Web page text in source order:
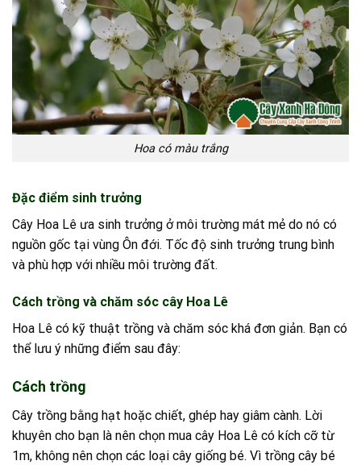
Hoa có màu trắng
Đặc điểm sinh trưởng
Cây Hoa Lê ưa sinh trưởng ở môi trường mát mẻ do nó có
nguồn gốc tại vùng Ôn đới. Tốc độ sinh trưởng trung bình
và phù hợp với nhiều môi trường đất.
Cách trồng và chăm sóc cây Hoa Lê
Hoa Lê có kỹ thuật trồng và chăm sóc khá đơn giản. Bạn có
thể lưu ý những điểm sau đây:
Cách trồng
Cây trồng bằng hạt hoặc chiết, ghép hay giâm cành. Lời
khuyên cho bạn là nên chọn mua cây Hoa Lê có kích cỡ từ
1m, không nên chọn các loại cây giống bé. Vì trồng cây bé